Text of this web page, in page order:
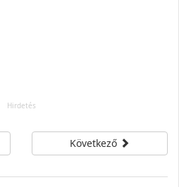
Következő